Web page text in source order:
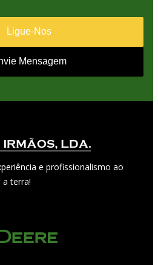
Ligue-Nos
Mensagem
e profissionalismo ao
a terra!